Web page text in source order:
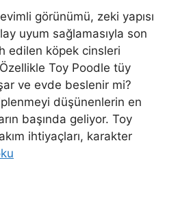
görünümü, zeki yapısı
uyum sağlamasıyla son
edilen köpek cinsleri
Toy Poodle tüy
ve evde beslenir mi?
düşünenlerin en
başında geliyor. Toy
ihtiyaçları, karakter